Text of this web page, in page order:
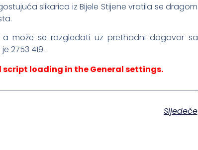
slikarica iz Bijele Stijene vratila se dragom
može se razgledati uz prethodni dogovor sa
2753 419.
loading in the General settings.
Sljedeće